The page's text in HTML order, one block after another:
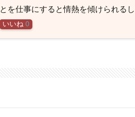
とを仕事にすると情熱を傾けられるし
いいね 0